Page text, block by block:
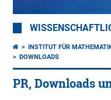
INSTITUT FÜR
DOWNLOADS
PR, Downloads